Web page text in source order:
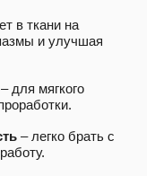
в ткани на
и улучшая
– для мягкого
– легко брать с